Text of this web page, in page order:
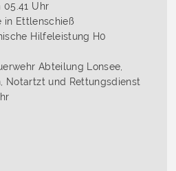
05.41 Uhr
in Ettlenschieß
Hilfeleistung H0
Abteilung Lonsee,
Notartzt und Rettungsdienst